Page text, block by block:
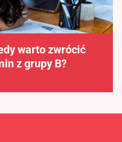
warto zwrócić
z grupy B?